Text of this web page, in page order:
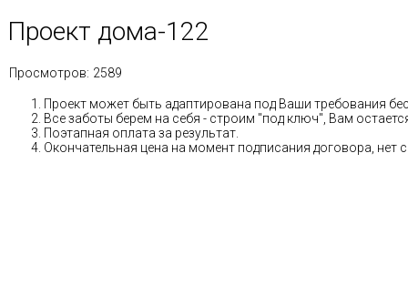
Проект дома-122
Просмотров: 2589
Проект может быть адаптирована под Ваши требования
Все заботы берем на себя - строим "под ключ", Вам
Поэтапная оплата за результат.
Окончательная цена на момент подписания договора, нет